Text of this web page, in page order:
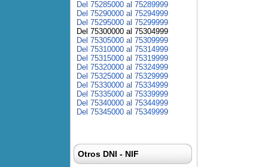
Del 75285000 al 75289999
Del 75290000 al 75294999
Del 75295000 al 75299999
Del 75300000 al 75304999
Del 75305000 al 75309999
Del 75310000 al 75314999
Del 75315000 al 75319999
Del 75320000 al 75324999
Del 75325000 al 75329999
Del 75330000 al 75334999
Del 75335000 al 75339999
Del 75340000 al 75344999
Del 75345000 al 75349999
Otros DNI - NIF